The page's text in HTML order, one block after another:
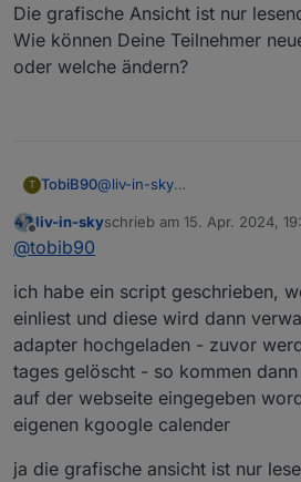
Moin, schickes Teil!
was genau meinst du damit ?
Die grafische Ansicht ist nur
Wie können Deine Teilnehmer
oder welche ändern?
T TobiB90@liv-in-sky
ähnliches Projekt vor.
hinzufügen oder welche
Offline
liv-in-skyschrieb am 15. Apr. 2024,
zuletzt editiert von
@tobib90
ich habe ein script geschrieben,
einliest und diese wird dann
adapter hochgeladen - zuvor
tages gelöscht - so kommen
auf der webseite eingegeben
eigenen kgoogle calender
ja die grafische ansicht ist nur